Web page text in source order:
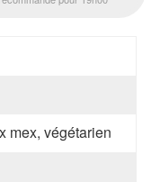
mex, végétarien